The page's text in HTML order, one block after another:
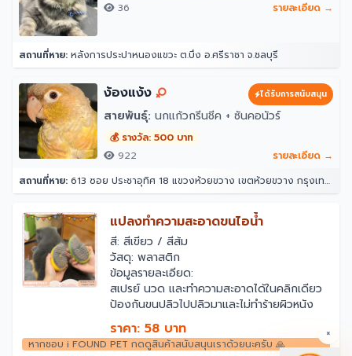
36 รายละเอียด →
สถานที่หาย: หลังการประปาหนองแขวะ ต.บึง อ.ศรีราชา จ.ชลบุรี
ง้องแง้ง ได้รับการสนับสนุน
สายพันธุ์: นกแก้วกรีนชีค + ซันคอนัวร์
💰 รางวัล: 500 บาท
922
รายละเอียด →
สถานที่หาย: 613 ซอย ประชาอุทิศ 18 แขวงห้วยขวาง เขตห้วยขวาง กรุงเทพมหานคร 10310
แปลงทำความสะอาดขนไอน้ำ
สี: สีเขียว / สีส้ม
วัสดุ: พลาสติก
ข้อมูลรายละเอียด:
สเปรย์ นวด และทำความสะอาดได้ในคลิกเดียว
ป้องกันขนปลิวไปปลิวมาและไม่ทำร้ายผิวหนัง
สัตว์เลี้ยงของคุณ
หัวหวีเกลียว ดูดซับเส้นผมโดยไม่ทำร้ายผิว หวี
ผมที่ลอยออกได้อย่างง่ายดาย
ราคา: 58 บาท
หากชอบ i FOUND PET กดดูสินค้าสนับสนุนเราด้วยนะครับ 🙏
×